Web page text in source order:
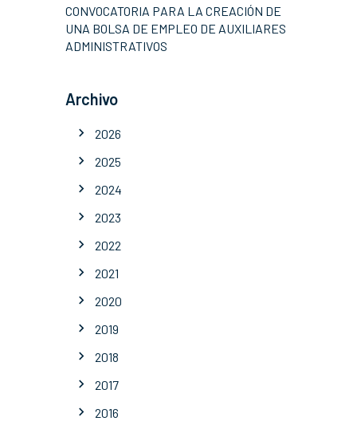
CONVOCATORIA PARA LA CREACIÓN DE
UNA BOLSA DE EMPLEO DE AUXILIARES
ADMINISTRATIVOS
Archivo
2026
2025
2024
2023
2022
2021
2020
2019
2018
2017
2016